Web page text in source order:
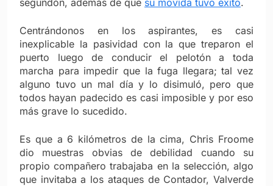
Centrándonos en los aspirantes, es casi
inexplicable la pasividad con la que treparon el
puerto luego de conducir el pelotón a toda
marcha para impedir que la fuga llegara; tal vez
alguno tuvo un mal día y lo disimuló, pero que
todos hayan padecido es casi imposible y por eso
más grave lo sucedido.
Es que a 6 kilómetros de la cima, Chris Froome
dio muestras obvias de debilidad cuando su
propio compañero trabajaba en la selección, algo
que invitaba a los ataques de Contador, Valverde